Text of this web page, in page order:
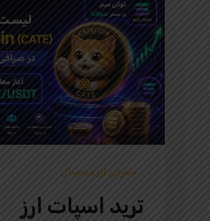
معرفی ارز دیجیتال
ترید اسپات ارز